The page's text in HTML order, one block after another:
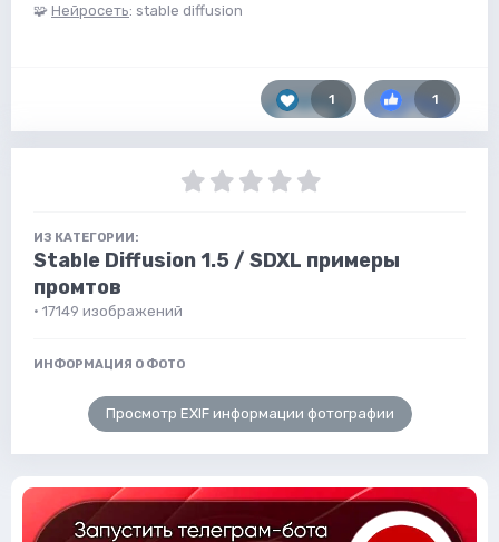
🧩 Нейросеть: stable diffusion
1 1
ИЗ КАТЕГОРИИ:
Stable Diffusion 1.5 / SDXL примеры
промтов
· 17149 изображений
ИНФОРМАЦИЯ О ФОТО
Просмотр EXIF информации фотографии